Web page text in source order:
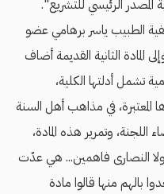
الرئيسي للتشريع".
الطبيب ياسر برهامي عضو
المادة الثانية القديمة أضاف
تشمل أدلتها الكلية،
المعتبرة، في مذاهب أهل السنة
اللجنة، وتمرير هذه المادة،
ولا النصارى فاهمين... هي عدّت
بالهم منها قالوا مادة